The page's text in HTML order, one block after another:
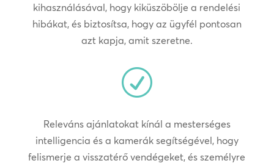
kihasználásával, hogy kiküszöbölje a rendelési
hibákat, és biztosítsa, hogy az ügyfél pontosan
azt kapja, amit szeretne.
R
Releváns ajánlatokat kínál a mesterséges
intelligencia és a kamerák segítségével, hogy
felismerje a visszatérő vendégeket, és személyre